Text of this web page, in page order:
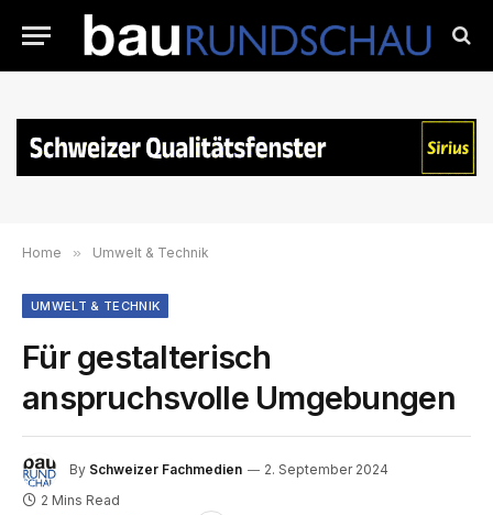
Home » Umwelt & Technik
UMWELT & TECHNIK
Für gestalterisch
anspruchsvolle Umgebungen
By Schweizer Fachmedien
2. September 2024
2 Mins Read